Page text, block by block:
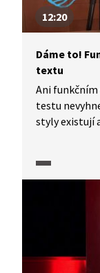
12:20
Dáme to!
textu
Ani
testu
styly existují
strategie